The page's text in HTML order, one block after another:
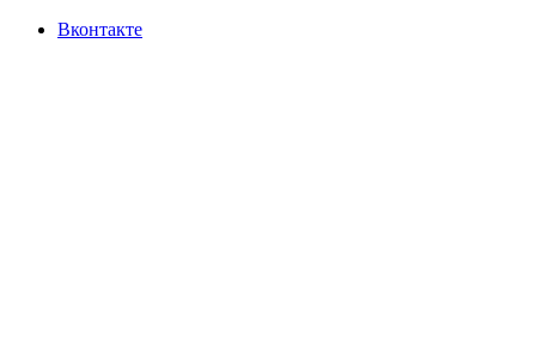
Вконтакте